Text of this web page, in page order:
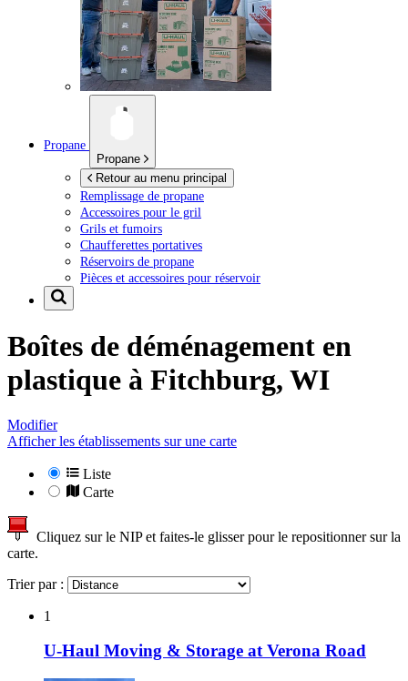
Propane
Propane
Retour au menu principal
Remplissage de propane
Accessoires pour le gril
Grils et fumoirs
Chaufferettes portatives
Réservoirs de propane
Pièces et accessoires pour réservoir
Boîtes de déménagement en
plastique à Fitchburg, WI
Modifier
Afficher les établissements sur une carte
Liste
Carte
Cliquez sur le NIP et faites-le glisser pour le repositionner sur la
carte.
Trier par :
1
U-Haul Moving & Storage at Verona Road